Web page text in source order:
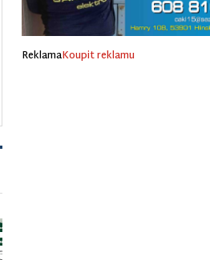
ReklamaKoupit reklamu